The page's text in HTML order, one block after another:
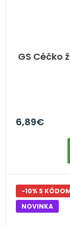
GS Céčko
6,89€
-10% S
NOVINKA